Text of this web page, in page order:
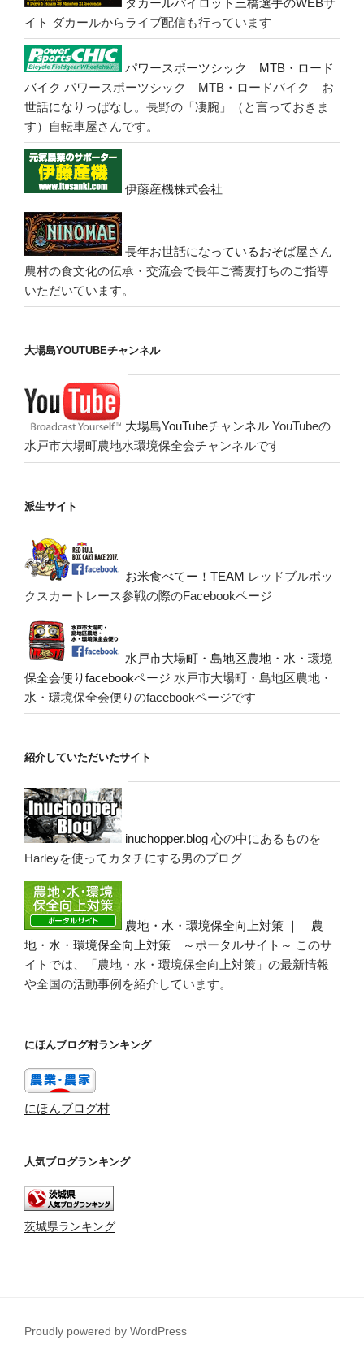
イト ダカールからライブ配信も行っています
パワースポーツシック MTB・ロード
バイク パワースポーツシック MTB・ロードバイク お
世話になりっぱなし。長野の「凄腕」（と言っておきま
す）自転車屋さんです。
伊藤産機株式会社
長年お世話になっているおそば屋さん
農村の食文化の伝承・交流会で長年ご蕎麦打ちのご指導
いただいています。
大場島YOUTUBEチャンネル
大場島YouTubeチャンネル YouTubeの
水戸市大場町農地水環境保全会チャンネルです
派生サイト
お米食べてー！TEAM レッドブルボッ
クスカートレース参戦の際のFacebookページ
水戸市大場町・島地区農地・水・環境
保全会便りfacebookページ 水戸市大場町・島地区農地・
水・環境保全会便りのfacebookページです
紹介していただいたサイト
inuchopper.blog 心の中にあるものを
Harleyを使ってカタチにする男のブログ
農地・水・環境保全向上対策 ｜ 農
地・水・環境保全向上対策 ～ポータルサイト～ このサ
イトでは、「農地・水・環境保全向上対策」の最新情報
や全国の活動事例を紹介しています。
にほんブログ村ランキング
にほんブログ村
人気ブログランキング
茨城県ランキング
Proudly powered by WordPress